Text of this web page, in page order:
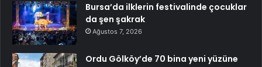
Bursa’da ilklerin festivalinde çocuklar
da şen şakrak
Ağustos 7, 2026
Ordu Gölköy’de 70 bina yeni yüzüne